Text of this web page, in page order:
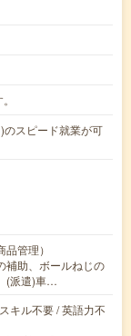
スピード就業が可
管理）
補助、ボールねじの
(派遣)車…
キル不要 / 英語力不